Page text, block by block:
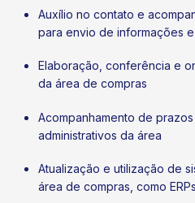
Auxílio no contato e
para envio de informações
Elaboração, conferência e
da área de compras
Acompanhamento de
administrativos da área
Atualização e utilização de
área de compras, como